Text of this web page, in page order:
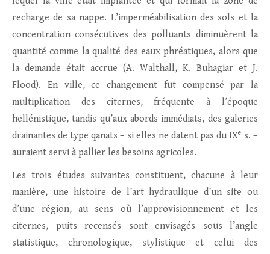
recharge de sa nappe. L’imperméabilisation des sols et la
concentration consécutives des polluants diminuèrent la
quantité comme la qualité des eaux phréatiques, alors que
la demande était accrue (A. Walthall, K. Buhagiar et J.
Flood). En ville, ce changement fut compensé par la
multiplication des citernes, fréquente à l’époque
hellénistique, tandis qu’aux abords immédiats, des galeries
drainantes de type qanats – si elles ne datent pas du IXe s. –
auraient servi à pallier les besoins agricoles.
Les trois études suivantes constituent, chacune à leur
manière, une histoire de l’art hydraulique d’un site ou
d’une région, au sens où l’approvisionnement et les
citernes, puits recensés sont envisagés sous l’angle
statistique, chronologique, stylistique et celui des